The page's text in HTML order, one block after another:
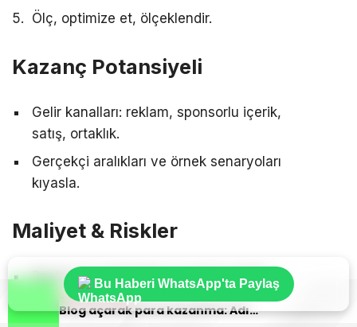
Sıradaki Haber
Sanal asistanlık hizmeti ile gelir
Ölç, optimize et, ölçeklendir.
Kazanç Potansiyeli
Gelir kanalları: reklam, sponsorlu içerik,
satış, ortaklık.
Gerçekçi aralıkları ve örnek senaryoları
kıyasla.
Maliyet & Riskler
Başlangıç maliyetleri ve gizli ücretler.
Piyasa dalgalanması ve nakit akışı riski.
Sıradaki Haber
Blog açarak para kazanma: Adım adım plan | Net Rehber
Bu Haberi WhatsApp'ta Paylaş